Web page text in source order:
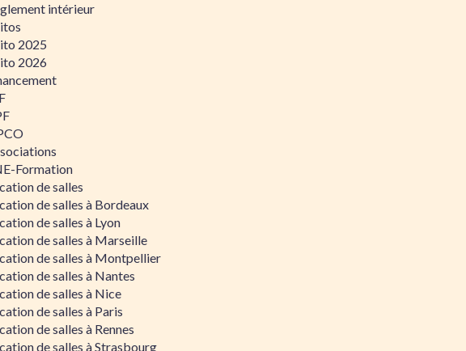
intérieur
2025
2026
Formation
de salles
de salles à Bordeaux
de salles à Lyon
de salles à Marseille
de salles à Montpellier
de salles à Nantes
de salles à Nice
de salles à Paris
de salles à Rennes
de salles à Strasbourg